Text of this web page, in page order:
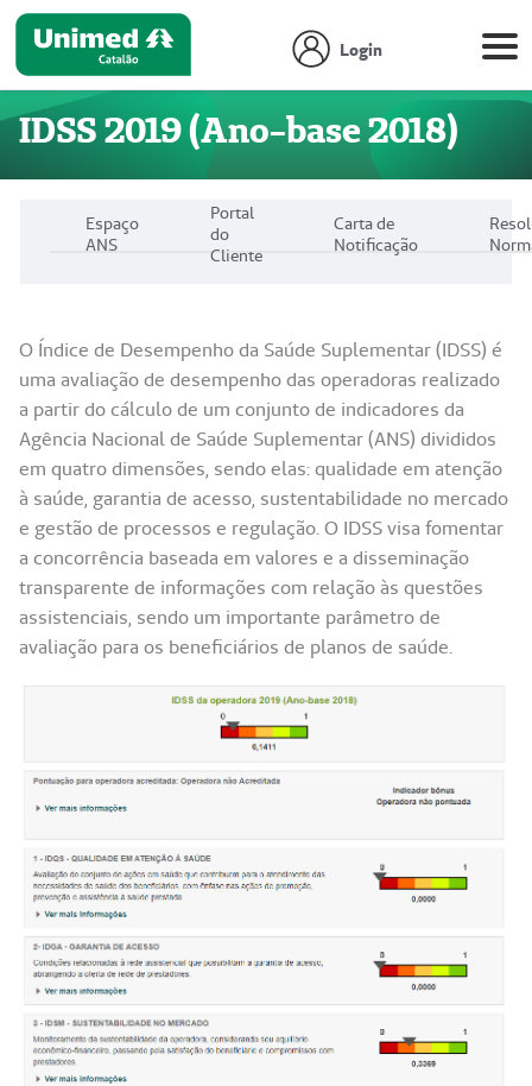
Login
IDSS 2019 (Ano-base 2018)
Espaço
ANS
Portal
do
Cliente
Carta de
Notificação
O Índice de Desempenho da Saúde Suplementar (IDSS) é
uma avaliação de desempenho das operadoras realizado
a partir do cálculo de um conjunto de indicadores da
Agência Nacional de Saúde Suplementar (ANS) divididos
em quatro dimensões, sendo elas: qualidade em atenção
à saúde, garantia de acesso, sustentabilidade no mercado
e gestão de processos e regulação. O IDSS visa fomentar
a concorrência baseada em valores e a disseminação
transparente de informações com relação às questões
assistenciais, sendo um importante parâmetro de
avaliação para os beneficiários de planos de saúde.